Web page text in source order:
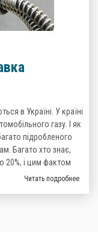
в Україні. У країні
газу. І як
підробленого
Багато хто знає,
20%, і цим фактом
неякісним газом теж
Читать подробнее